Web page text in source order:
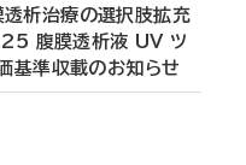
析治療の選択肢拡充
腹膜透析液 UV ツ
基準収載のお知らせ